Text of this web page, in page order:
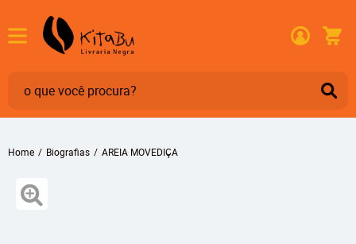
Home Biografias AREIA MOVEDIÇA